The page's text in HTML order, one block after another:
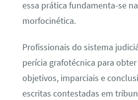
essa prática fundamenta-se
morfocinética.
Profissionais do sistema
perícia grafotécnica para
objetivos, imparciais e
escritas contestadas em